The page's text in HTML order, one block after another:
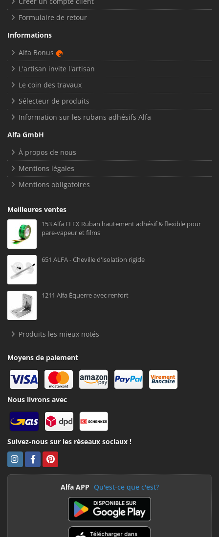
Formulaire de retour
Informations
Alfa Bonus
L'artisan invite l'artisan
Le coin des travaux
Sélecteur de produits
Information sur les rubans adhésifs Alfa
Alfa GmbH
À propos de nous
Mentions légales
Mentions obligatoires
Meilleures ventes
153 Alfa FLEX Ruban hautement adhésif & flexible pour
pare-vapeur et films
651 ALFA - Cheville d'isolation rigide
1211 Alfa Équerre avec renfort
Produits les mieux notés
Moyens de paiement
Nous livrons avec
Suivez-nous sur les réseaux sociaux !
Alfa APP Qu'est-ce que c'est?